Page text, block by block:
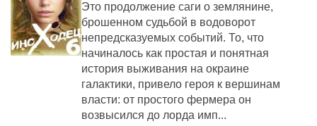
Это продолжение саги о землянине,
брошенном судьбой в водоворот
непредсказуемых событий. То, что
начиналось как простая и понятная
история выживания на окраине
галактики, привело героя к вершинам
власти: от простого фермера он
возвысился до лорда имп...